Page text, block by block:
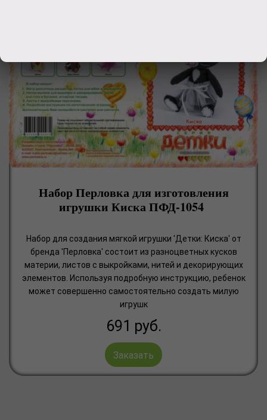
Набор Перловка для изготовления
игрушки Киска ПФД-1054
Набор для создания мягкой игрушки 'Детки: Киска' от
бренда 'Перловка' состоит из разноцветных кусков
материи, листов с выкройками, нитей и декорирующих
элементов. Используя подробную инструкцию, ребенок
может совершенно самостоятельно создать милую
игрушк
691 руб.
Заказать